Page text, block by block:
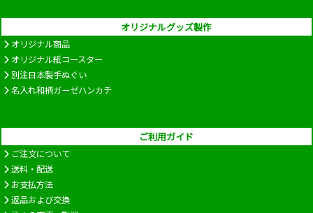
オリジナルグッズ製作
オリジナル商品
オリジナル紙コースター
別注日本製手ぬぐい
名入れ和柄ガーゼハンカチ
ご利用ガイド
ご注文について
送料・配送
お支払方法
返品および交換